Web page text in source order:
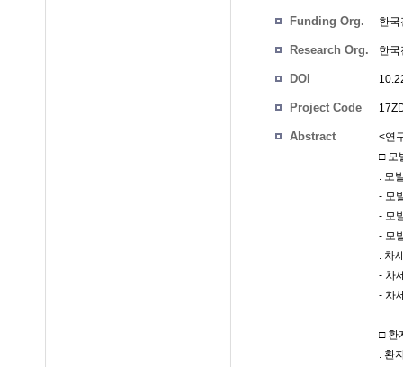
Funding Org. 한
Research Org. 한
DOI
Project Code
Abstract
<연
□ 모
. 모
- 모
- 모
- 모
. 차
- 차
- 차
□ 환
. 환